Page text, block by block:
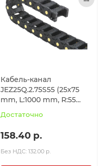
Кабель-канал
JEZ25Q.2.75S55 (25х75
mm, L:1000 mm, R:55
Достаточно
158.40 р.
Без НДС: 132.00 р.